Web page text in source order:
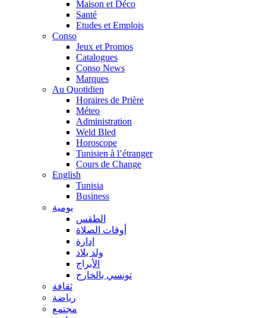
Maison et Déco
Santé
Etudes et Emplois
Conso
Jeux et Promos
Catalogues
Conso News
Marques
Au Quotidien
Horaires de Prière
Méteo
Administration
Weld Bled
Horoscope
Tunisien à l’étranger
Cours de Change
English
Tunisia
Business
يومية
الطقس
أوقات الصلاة
إدارة
ولد بلاد
الأبراج
تونسي بالخارج
ثقافة
رياضة
مجتمع